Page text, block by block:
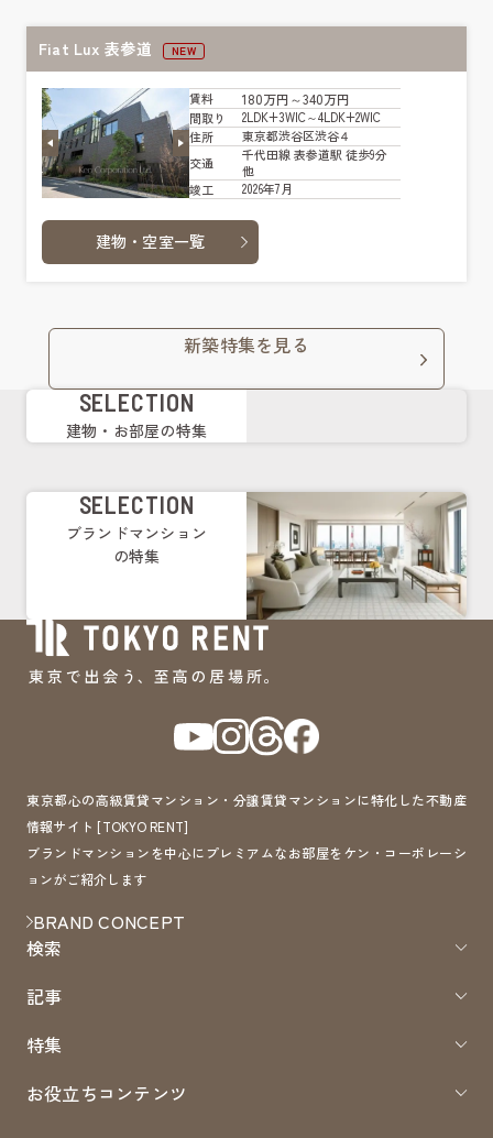
Fiat Lux 表参道 NEW
賃料 180万円～340万円
間取り
2LDK+3WIC～4LDK+2WIC
住所
東京都渋谷区渋谷４
交通
千代田線 表参道駅 徒歩9分
他
竣工
2026年7月
建物・空室一覧
新築特集を見る
SELECTION
建物・お部屋の特集
SELECTION
ブランドマンション
の特集
東京都心の高級賃貸マンション・分譲賃貸マンションに特化した不動産
情報サイト [TOKYO RENT]
ブランドマンションを中心にプレミアムなお部屋をケン・コーポレーシ
ョンがご紹介します
BRAND CONCEPT
検索
記事
特集
お役立ちコンテンツ